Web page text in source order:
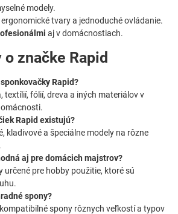
modely.
ergonomické tvary a jednoduché ovládanie.
aj v domácnostiach.
značke Rapid
Rapid?
textílií, fólií, dreva a iných materiálov v
Rapid existujú?
kladivové a špeciálne modely na rôzne
aj pre domácich majstrov?
určené pre hobby použitie, ktoré sú
spony?
spony rôznych veľkostí a typov